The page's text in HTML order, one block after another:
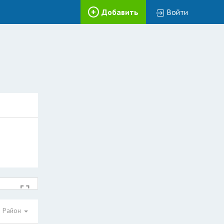
Добавить Войти
Район